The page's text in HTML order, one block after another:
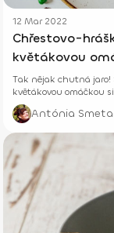
12 Mar 2022
Chřestovo-
květákovou
Tak nějak chutná jaro!
květákovou omáčkou
Antónia